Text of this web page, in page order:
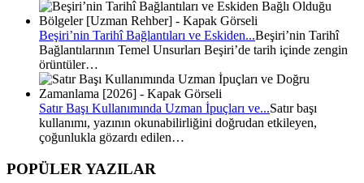
Beşiri’nin Tarihî Bağlantıları ve Eskiden...Beşiri’nin Tarihî
Bağlantılarının Temel Unsurları Beşiri’de tarih içinde zengin
örüntüler…
Satır Başı Kullanımında Uzman İpuçları ve...Satır başı
kullanımı, yazının okunabilirliğini doğrudan etkileyen,
çoğunlukla gözardı edilen…
POPÜLER YAZILAR